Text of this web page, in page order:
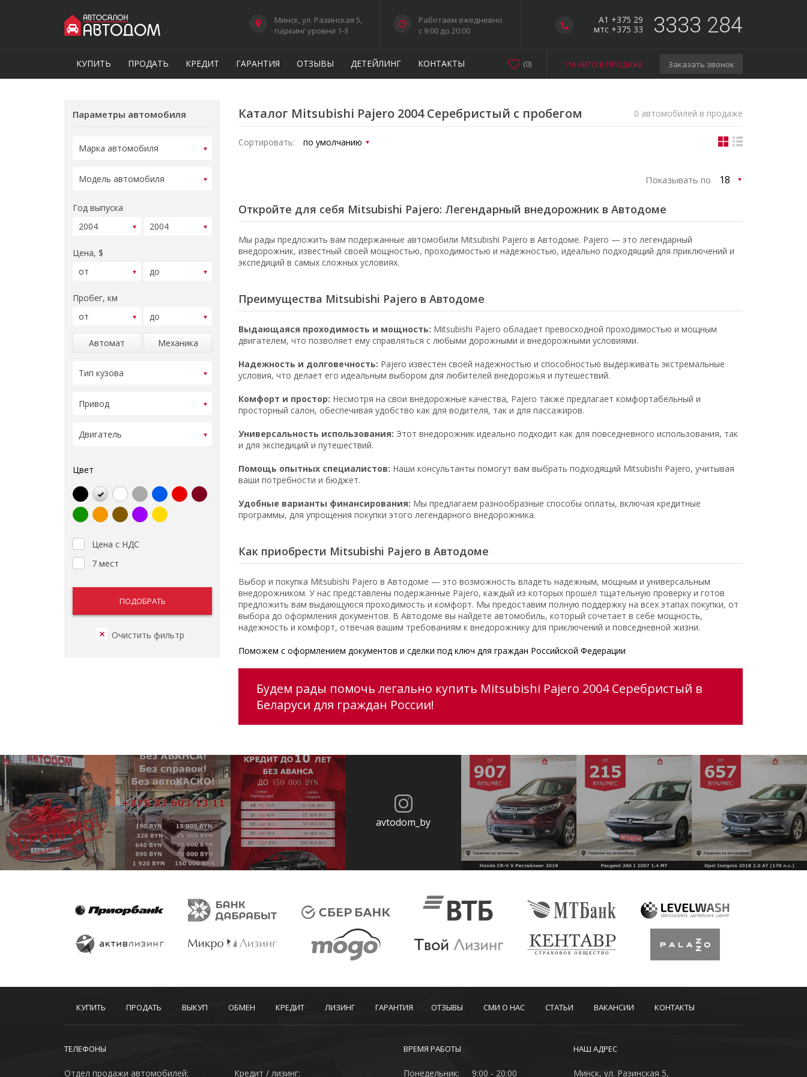
A1 +375 29
мтс +375 33
3333 284
Минск, ул. Разинская 5,
паркинг уровни 1-3
Работаем ежедневно
c 9:00 до 20:00
КУПИТЬ ПРОДАТЬ КРЕДИТ ГАРАНТИЯ ОТЗЫВЫ ДЕТЕЙЛИНГ КОНТАКТЫ 116 АВТО В ПРОДАЖЕ Заказать звонок
(0)
Параметры автомобиля
Год выпуска
Цена, $
Пробег, км
Автомат Механика
Цвет
Цена с НДС
7 мест
Каталог Mitsubishi Pajero 2004 Серебристый с пробегом 0 автомобилей в продаже
Сортировать:
Показывать по
Откройте для себя Mitsubishi Pajero: Легендарный внедорожник в Автодоме
Мы рады предложить вам подержанные автомобили Mitsubishi Pajero в Автодоме. Pajero — это легендарный
внедорожник, известный своей мощностью, проходимостью и надежностью, идеально подходящий для приключений и
экспедиций в самых сложных условиях.
Преимущества Mitsubishi Pajero в Автодоме
Выдающаяся проходимость и мощность: Mitsubishi Pajero обладает превосходной проходимостью и мощным
двигателем, что позволяет ему справляться с любыми дорожными и внедорожными условиями.
Надежность и долговечность: Pajero известен своей надежностью и способностью выдерживать экстремальные
условия, что делает его идеальным выбором для любителей внедорожья и путешествий.
Комфорт и простор: Несмотря на свои внедорожные качества, Pajero также предлагает комфортабельный и
просторный салон, обеспечивая удобство как для водителя, так и для пассажиров.
Универсальность использования: Этот внедорожник идеально подходит как для повседневного использования, так
и для экспедиций и путешествий.
Помощь опытных специалистов: Наши консультанты помогут вам выбрать подходящий Mitsubishi Pajero, учитывая
ваши потребности и бюджет.
Удобные варианты финансирования: Мы предлагаем разнообразные способы оплаты, включая кредитные
программы, для упрощения покупки этого легендарного внедорожника.
Как приобрести Mitsubishi Pajero в Автодоме
Выбор и покупка Mitsubishi Pajero в Автодоме — это возможность владеть надежным, мощным и универсальным
внедорожником. У нас представлены подержанные Pajero, каждый из которых прошел тщательную проверку и готов
предложить вам выдающуюся проходимость и комфорт. Мы предоставим полную поддержку на всех этапах покупки, от
выбора до оформления документов. В Автодоме вы найдете автомобиль, который сочетает в себе мощность,
надежность и комфорт, отвечая вашим требованиям к внедорожнику для приключений и повседневной жизни.
Поможем с оформлением документов и сделки под ключ для граждан Российской Федерации
Будем рады помочь легально купить Mitsubishi Pajero 2004 Серебристый в
Беларуси для граждан России!
avtodom_by
КУПИТЬ ПРОДАТЬ ВЫКУП ОБМЕН КРЕДИТ ЛИЗИНГ ГАРАНТИЯ ОТЗЫВЫ СМИ О НАС СТАТЬИ ВАКАНСИИ КОНТАКТЫ
ТЕЛЕФОНЫ
Отдел продажи автомобилей: Кредит / лизинг:
ВРЕМЯ РАБОТЫ
Понедельник: 9:00 - 20:00
НАШ АДРЕС
Минск, ул. Разинская 5,